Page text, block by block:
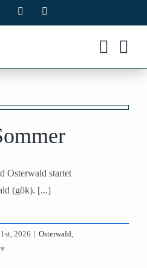
Instagram
Osterwald startet
(gök). [...]
2026 | Osterwald,